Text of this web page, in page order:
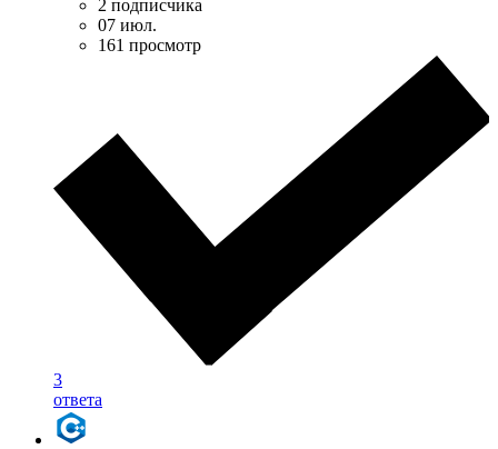
2 подписчика
07 июл.
161 просмотр
3
ответа